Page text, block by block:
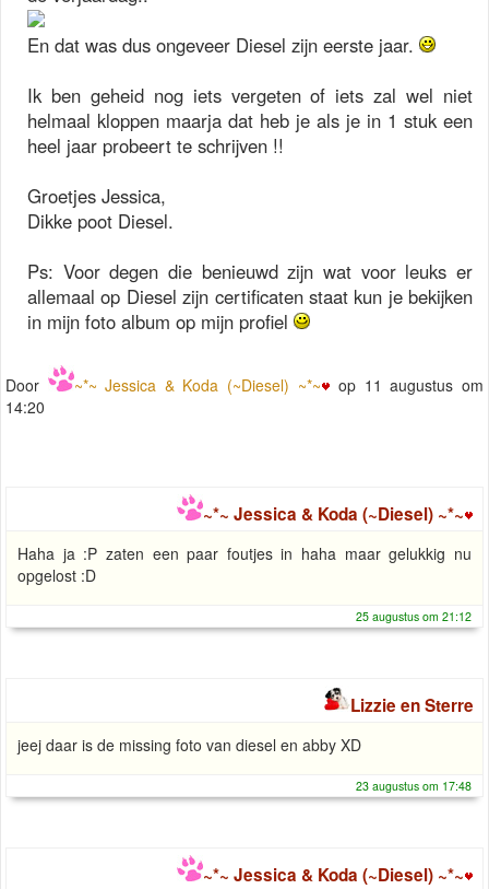
En dat was dus ongeveer Diesel zijn eerste jaar.
Ik ben geheid nog iets vergeten of iets zal wel niet
helmaal kloppen maarja dat heb je als je in 1 stuk een
heel jaar probeert te schrijven !!
Groetjes Jessica,
Dikke poot Diesel.
Ps: Voor degen die benieuwd zijn wat voor leuks er
allemaal op Diesel zijn certificaten staat kun je bekijken
in mijn foto album op mijn profiel
Door ~*~ Jessica & Koda (~Diesel) ~*~
op 11 augustus om
14:20
~*~ Jessica & Koda (~Diesel) ~*~
Haha ja :P zaten een paar foutjes in haha maar gelukkig nu
opgelost :D
25 augustus om 21:12
Lizzie en Sterre
jeej daar is de missing foto van diesel en abby XD
23 augustus om 17:48
~*~ Jessica & Koda (~Diesel) ~*~